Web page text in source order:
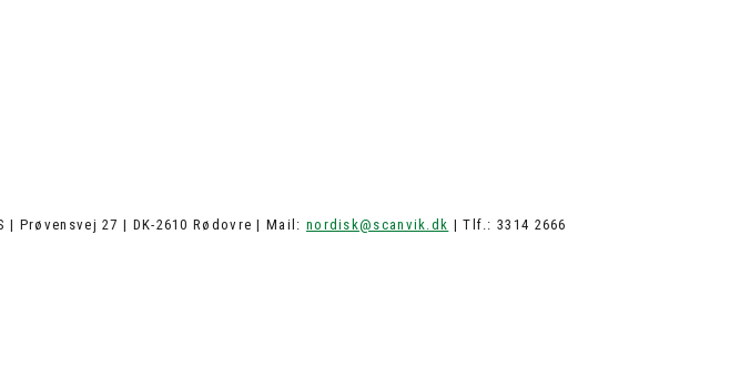
Prøvensvej 27 | DK-2610 Rødovre | Mail: nordisk@scanvik.dk | Tlf.: 3314 2666